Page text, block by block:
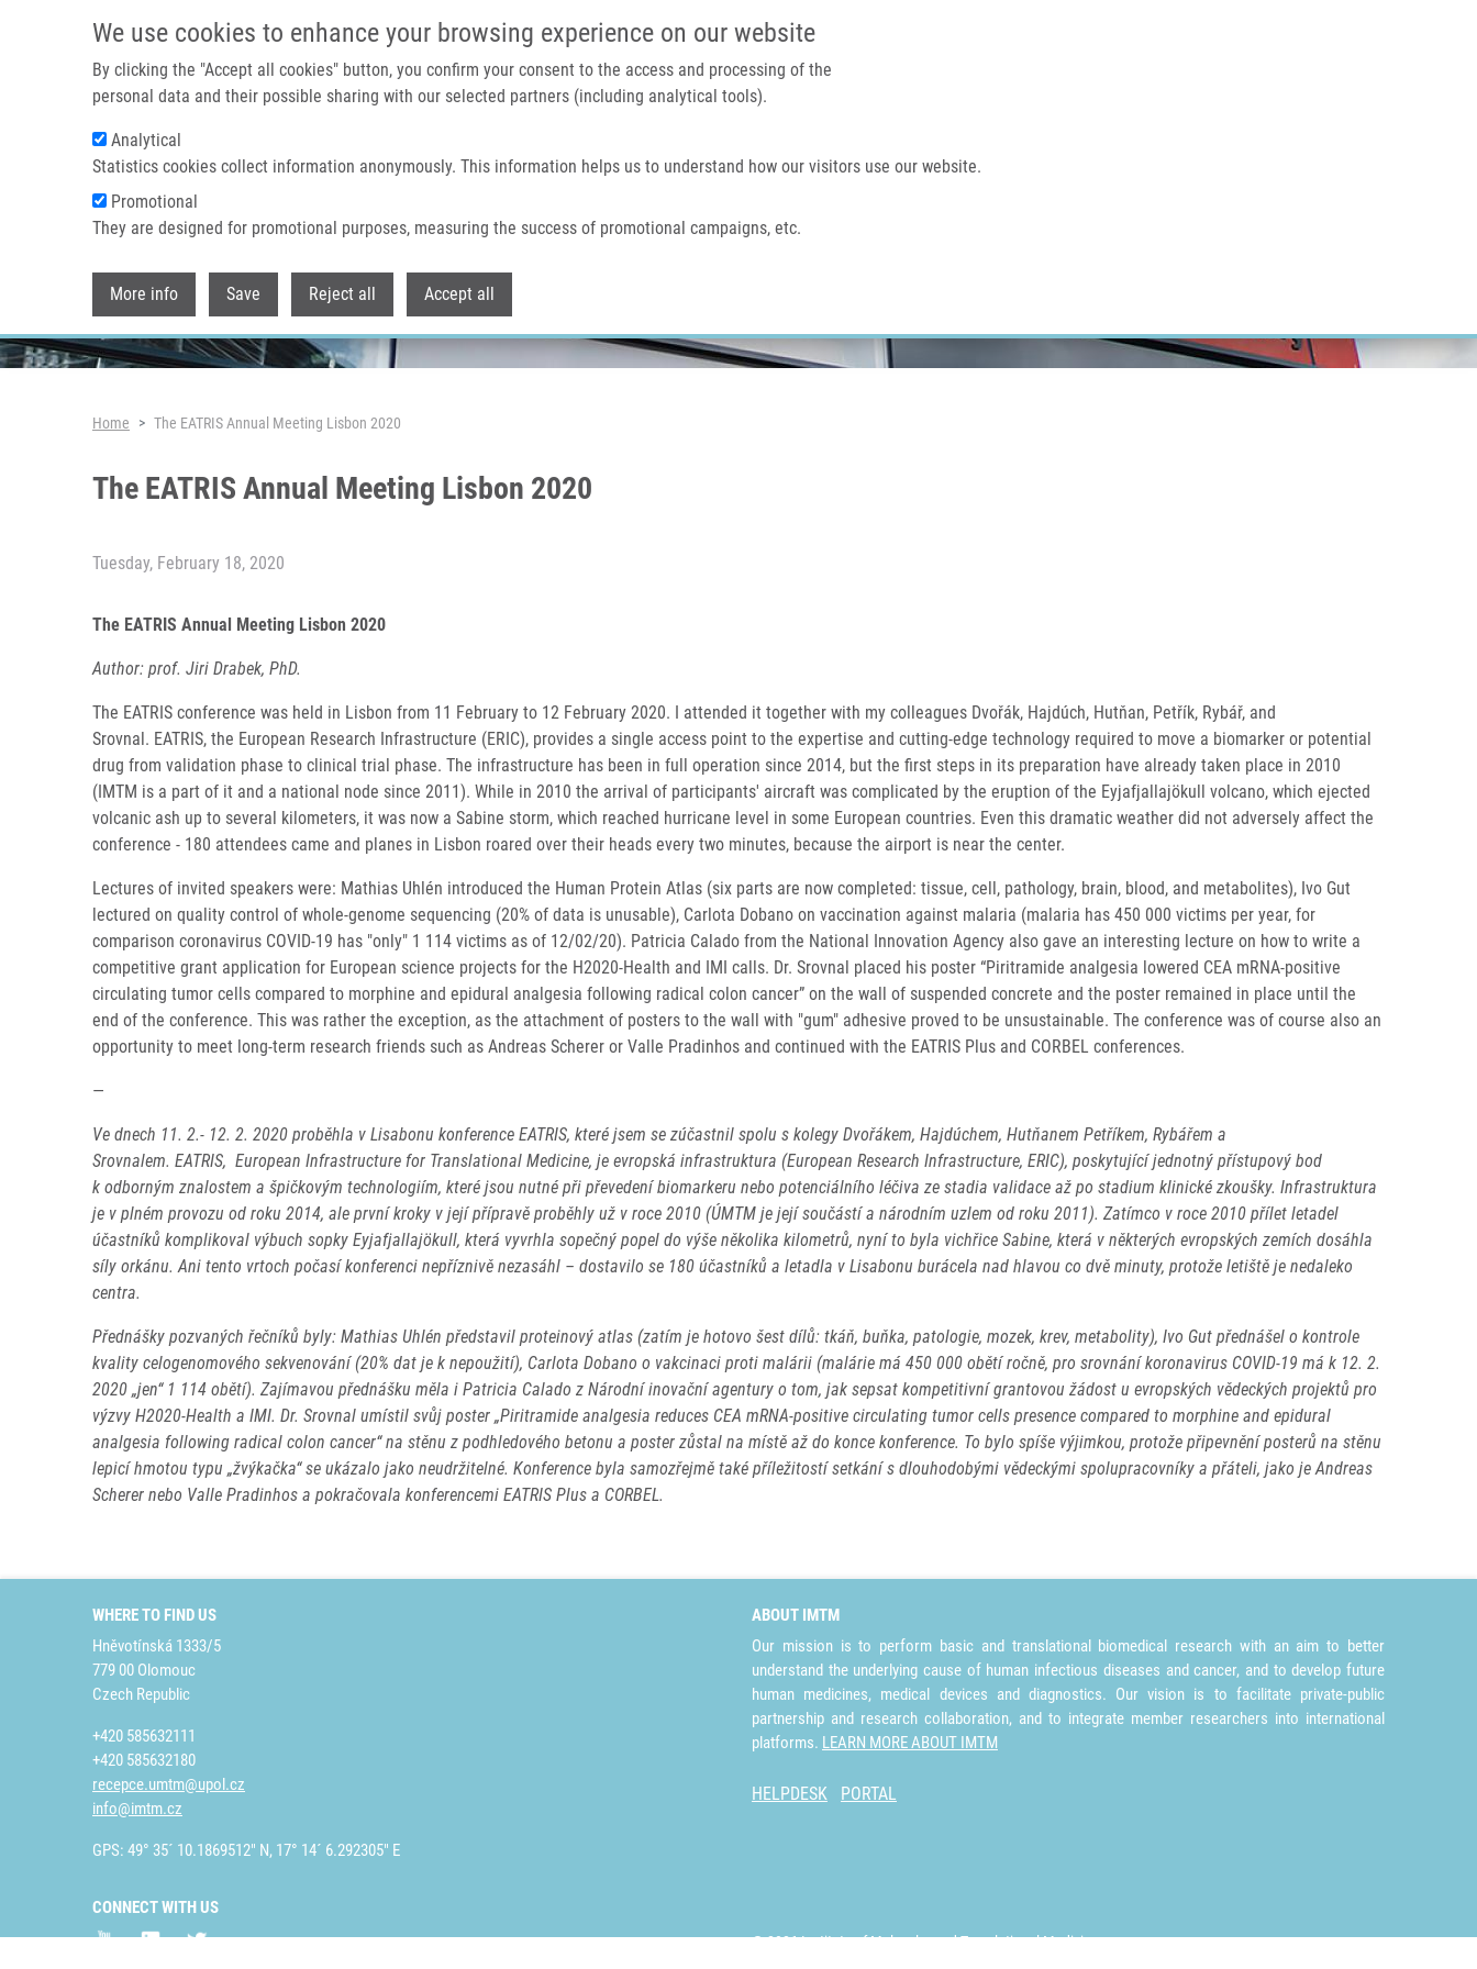
We use cookies to enhance your browsing experience on our website
By clicking the "Accept all cookies" button, you confirm your consent to the access and processing of the
personal data and their possible sharing with our selected partners (including analytical tools).
Analytical
Statistics cookies collect information anonymously. This information helps us to understand how our visitors use our website.
Promotional
They are designed for promotional purposes, measuring the success of promotional campaigns, etc.
More info Save Reject all Accept all
Home About us
Header image
Breadcrumb
Home The EATRIS Annual Meeting Lisbon 2020
The EATRIS Annual Meeting Lisbon 2020
Tuesday, February 18, 2020
The EATRIS Annual Meeting Lisbon 2020
Author: prof. Jiri Drabek, PhD.
The EATRIS conference was held in Lisbon from 11 February to 12 February 2020. I attended it together with my colleagues Dvořák, Hajdúch, Hutňan, Petřík, Rybář, and
Srovnal. EATRIS, the European Research Infrastructure (ERIC), provides a single access point to the expertise and cutting-edge technology required to move a biomarker or potential
drug from validation phase to clinical trial phase. The infrastructure has been in full operation since 2014, but the first steps in its preparation have already taken place in 2010
(IMTM is a part of it and a national node since 2011). While in 2010 the arrival of participants' aircraft was complicated by the eruption of the Eyjafjallajökull volcano, which ejected
volcanic ash up to several kilometers, it was now a Sabine storm, which reached hurricane level in some European countries. Even this dramatic weather did not adversely affect the
conference - 180 attendees came and planes in Lisbon roared over their heads every two minutes, because the airport is near the center.
Lectures of invited speakers were: Mathias Uhlén introduced the Human Protein Atlas (six parts are now completed: tissue, cell, pathology, brain, blood, and metabolites), Ivo Gut
lectured on quality control of whole-genome sequencing (20% of data is unusable), Carlota Dobano on vaccination against malaria (malaria has 450 000 victims per year, for
comparison coronavirus COVID-19 has "only" 1 114 victims as of 12/02/20). Patricia Calado from the National Innovation Agency also gave an interesting lecture on how to write a
competitive grant application for European science projects for the H2020-Health and IMI calls. Dr. Srovnal placed his poster “Piritramide analgesia lowered CEA mRNA-positive
circulating tumor cells compared to morphine and epidural analgesia following radical colon cancer” on the wall of suspended concrete and the poster remained in place until the
end of the conference. This was rather the exception, as the attachment of posters to the wall with "gum" adhesive proved to be unsustainable. The conference was of course also an
opportunity to meet long-term research friends such as Andreas Scherer or Valle Pradinhos and continued with the EATRIS Plus and CORBEL conferences.
—
Ve dnech 11. 2.- 12. 2. 2020 proběhla v Lisabonu konference EATRIS, které jsem se zúčastnil spolu s kolegy Dvořákem, Hajdúchem, Hutňanem Petříkem, Rybářem a
Srovnalem. EATRIS, European Infrastructure for Translational Medicine, je evropská infrastruktura (European Research Infrastructure, ERIC), poskytující jednotný přístupový bod
k odborným znalostem a špičkovým technologiím, které jsou nutné při převedení biomarkeru nebo potenciálního léčiva ze stadia validace až po stadium klinické zkoušky. Infrastruktura
je v plném provozu od roku 2014, ale první kroky v její přípravě proběhly už v roce 2010 (ÚMTM je její součástí a národním uzlem od roku 2011). Zatímco v roce 2010 přílet letadel
účastníků komplikoval výbuch sopky Eyjafjallajökull, která vyvrhla sopečný popel do výše několika kilometrů, nyní to byla vichřice Sabine, která v některých evropských zemích dosáhla
síly orkánu. Ani tento vrtoch počasí konferenci nepříznivě nezasáhl – dostavilo se 180 účastníků a letadla v Lisabonu burácela nad hlavou co dvě minuty, protože letiště je nedaleko
centra.
Přednášky pozvaných řečníků byly: Mathias Uhlén představil proteinový atlas (zatím je hotovo šest dílů: tkáň, buňka, patologie, mozek, krev, metabolity), Ivo Gut přednášel o kontrole
kvality celogenomového sekvenování (20% dat je k nepoužití), Carlota Dobano o vakcinaci proti malárii (malárie má 450 000 obětí ročně, pro srovnání koronavirus COVID-19 má k 12. 2.
2020 „jen“ 1 114 obětí). Zajímavou přednášku měla i Patricia Calado z Národní inovační agentury o tom, jak sepsat kompetitivní grantovou žádost u evropských vědeckých projektů pro
výzvy H2020-Health a IMI. Dr. Srovnal umístil svůj poster „Piritramide analgesia reduces CEA mRNA-positive circulating tumor cells presence compared to morphine and epidural
analgesia following radical colon cancer“ na stěnu z podhledového betonu a poster zůstal na místě až do konce konference. To bylo spíše výjimkou, protože připevnění posterů na stěnu
lepicí hmotou typu „žvýkačka“ se ukázalo jako neudržitelné. Konference byla samozřejmě také příležitostí setkání s dlouhodobými vědeckými spolupracovníky a přáteli, jako je Andreas
Scherer nebo Valle Pradinhos a pokračovala konferencemi EATRIS Plus a CORBEL.
WHERE TO FIND US
Hněvotínská 1333/5
779 00 Olomouc
Czech Republic
+420 585632111
+420 585632180
recepce.umtm@upol.cz
info@imtm.cz
GPS: 49° 35´ 10.1869512" N, 17° 14´ 6.292305" E
ABOUT IMTM
Our mission is to perform basic and translational biomedical research with an aim to better
understand the underlying cause of human infectious diseases and cancer, and to develop future
human medicines, medical devices and diagnostics. Our vision is to facilitate private-public
partnership and research collaboration, and to integrate member researchers into international
platforms. LEARN MORE ABOUT IMTM
HELPDESK PORTAL
CONNECT WITH US
© 2026 Institute of Molecular and Translational Medicine